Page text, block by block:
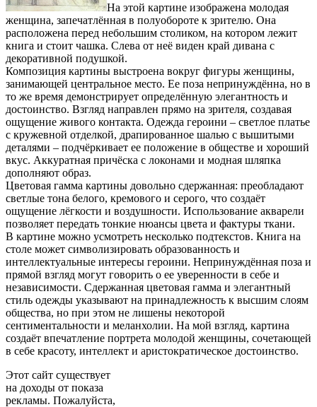
На этой картине изображена молодая
женщина, запечатлённая в полуобороте к зрителю. Она
расположена перед небольшим столиком, на котором лежит
книга и стоит чашка. Слева от неё виден край дивана с
декоративной подушкой.
Композиция картины выстроена вокруг фигуры женщины,
занимающей центральное место. Ее поза непринуждённа, но в
то же время демонстрирует определённую элегантность и
достоинство. Взгляд направлен прямо на зрителя, создавая
ощущение живого контакта. Одежда героини – светлое платье
с кружевной отделкой, драпированное шалью с вышитыми
деталями – подчёркивает ее положение в обществе и хороший
вкус. Аккуратная причёска с локонами и модная шляпка
дополняют образ.
Цветовая гамма картины довольно сдержанная: преобладают
светлые тона белого, кремового и серого, что создаёт
ощущение лёгкости и воздушности. Использование акварели
позволяет передать тонкие нюансы цвета и фактуры ткани.
В картине можно усмотреть несколько подтекстов. Книга на
столе может символизировать образованность и
интеллектуальные интересы героини. Непринуждённая поза и
прямой взгляд могут говорить о ее уверенности в себе и
независимости. Сдержанная цветовая гамма и элегантный
стиль одежды указывают на принадлежность к высшим слоям
общества, но при этом не лишены некоторой
сентиментальности и меланхолии. На мой взгляд, картина
создаёт впечатление портрета молодой женщины, сочетающей
в себе красоту, интеллект и аристократическое достоинство.
Этот сайт существует
на доходы от показа
рекламы. Пожалуйста,